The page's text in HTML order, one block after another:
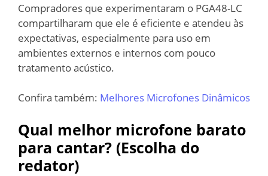
Compradores que experimentaram o PGA48-LC
compartilharam que ele é eficiente e atendeu às
expectativas, especialmente para uso em
ambientes externos e internos com pouco
tratamento acústico.
Confira também: Melhores Microfones Dinâmicos
Qual melhor microfone barato
para cantar? (Escolha do
redator)